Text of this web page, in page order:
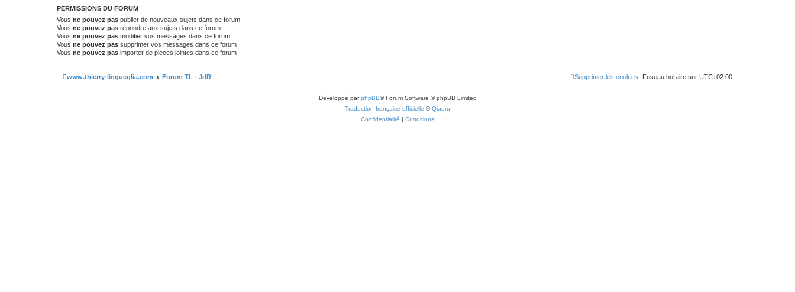
PERMISSIONS DU FORUM
Vous ne pouvez pas publier de nouveaux sujets dans ce forum
Vous ne pouvez pas répondre aux sujets dans ce forum
Vous ne pouvez pas modifier vos messages dans ce forum
Vous ne pouvez pas supprimer vos messages dans ce forum
Vous ne pouvez pas importer de pièces jointes dans ce forum
www.thierry-lingueglia.com Forum TL - JdR Fuseau horaire sur UTC+02:00
Supprimer les cookies
Développé parphpBB® Forum Software © phpBB Limited
Traduction française officielle ©Qiaeru
Confidentialité | Conditions